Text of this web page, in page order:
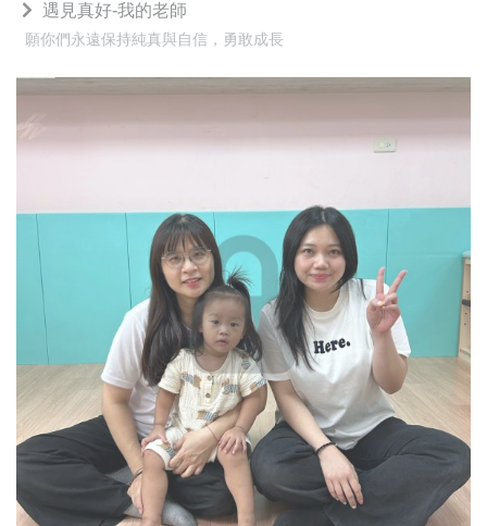
遇見真好-我的老師
願你們永遠保持純真與自信，勇敢成長